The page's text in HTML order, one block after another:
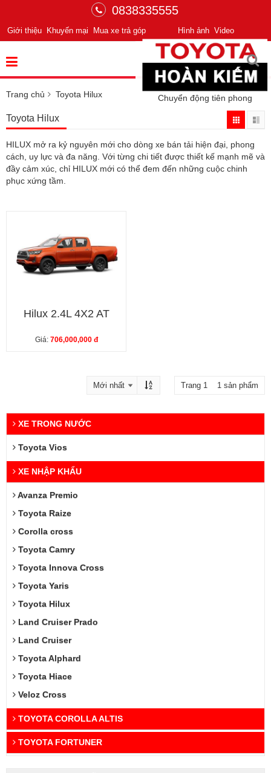
0838335555
Hình ảnh Video
Giới thiệu Khuyến mại Mua xe trả góp
Chuyển động tiên phong
Trang chủ Toyota Hilux
Toyota Hilux
HILUX mở ra kỷ nguyên mới cho dòng xe bán tải hiện đại, phong
cách, uy lực và đa năng. Với từng chi tiết được thiết kế mạnh mẽ và
đầy cảm xúc, chỉ HILUX mới có thể đem đến những cuộc chinh
phục xứng tầm.
Hilux 2.4L 4X2 AT
Giá: 706,000,000 đ
Trang 1 1 sản phẩm
XE TRONG NƯỚC
Toyota Vios
XE NHẬP KHẨU
Avanza Premio
Toyota Raize
Corolla cross
Toyota Camry
Toyota Innova Cross
Toyota Yaris
Toyota Hilux
Land Cruiser Prado
Land Cruiser
Toyota Alphard
Toyota Hiace
Veloz Cross
TOYOTA COROLLA ALTIS
TOYOTA FORTUNER